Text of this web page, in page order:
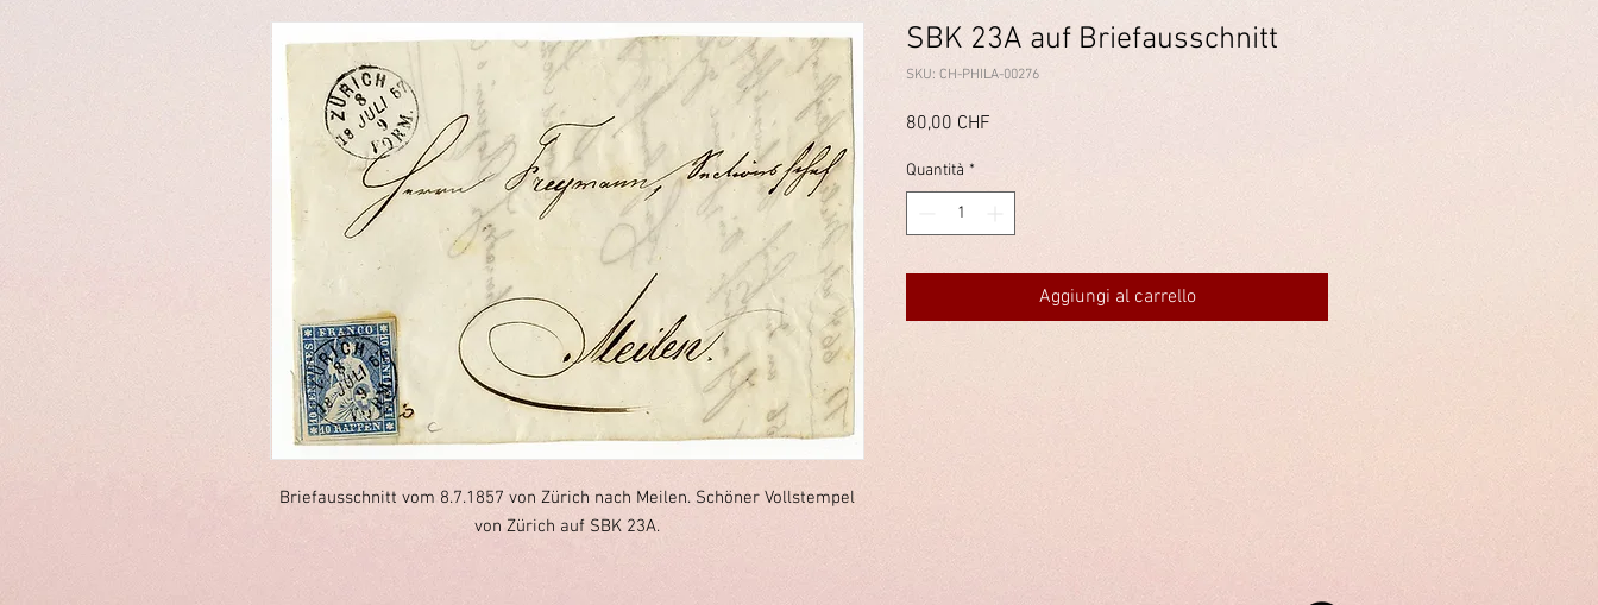
Briefausschnitt vom 8.7.1857 von Zürich nach Meilen. Schöner Vollstempel
von Zürich auf SBK 23A.
SBK 23A auf Briefausschnitt
SKU: CH-PHILA-00276
80,00 CHF
Quantità *
Aggiungi al carrello